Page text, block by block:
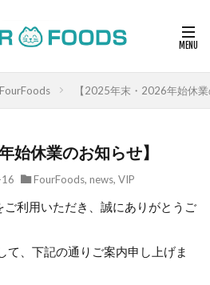
FourFoods 【2025年末・2026年始休
始休業のお知らせ】
FourFoods, news, VIP
利用いただき、誠にありがとうご
て、下記の通りご案内申し上げま